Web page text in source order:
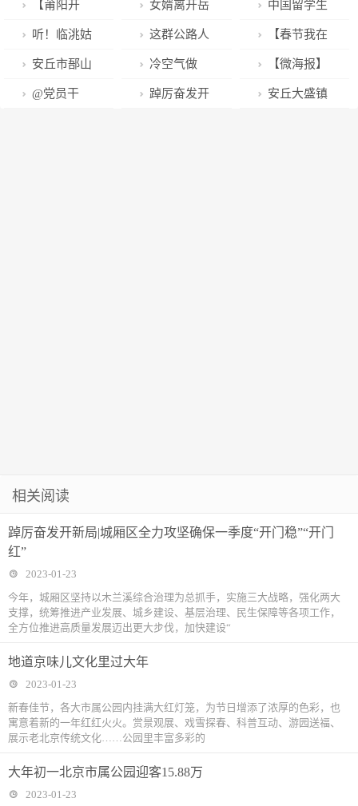
【莆阳开
春】“福”文化
氛围营造 点
“靓”浓浓年味
女婿离开岳
父母家被塞
300斤特产，
岳父：回来一
中国留学生
在乌克兰过春
节：很萧条没
有节日氛围，
听！临洮姑
娘喜庆出镜，
用方言给大家
这群公路人
昼夜守护春运
平安路
【春节我在
岗】临夏州消
防救援支队全
安丘市郚山
镇：聚力文化
冷空气做
客！贵州这些
【微海报】
致敬！春节期
@党员干 踔厉奋发开 安丘大盛镇
相关阅读
踔厉奋发开新局|城厢区全力攻坚确保一季度“开门稳”“开门
红”
2023-01-23
今年，城厢区坚持以木兰溪综合治理为总抓手，实施三大战略，强化两大
支撑，统筹推进产业发展、城乡建设、基层治理、民生保障等各项工作，
全方位推进高质量发展迈出更大步伐，加快建设“
地道京味儿文化里过大年
2023-01-23
新春佳节，各大市属公园内挂满大红灯笼，为节日增添了浓厚的色彩，也
寓意着新的一年红红火火。赏景观展、戏雪探春、科普互动、游园送福、
展示老北京传统文化……公园里丰富多彩的
大年初一北京市属公园迎客15.88万
2023-01-23